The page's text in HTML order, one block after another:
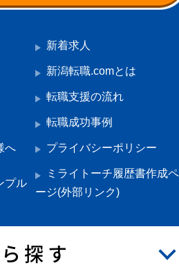
新着求人
新潟転職.comとは
転職支援の流れ
転職成功事例
へ プライバシーポリシー
プル
ミライトーチ履歴書作成ペ
ージ(外部リンク)
探す